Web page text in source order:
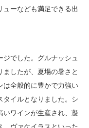
ューなども満足できる出
でした。グルナッシュ
したが、夏場の暑さと
は全般的に豊かで力強い
タイルとなりました。シ
いワインが生産され、凝